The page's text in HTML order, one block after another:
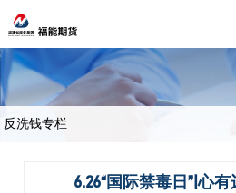
反洗钱专栏
6.26“国际禁毒日”|心